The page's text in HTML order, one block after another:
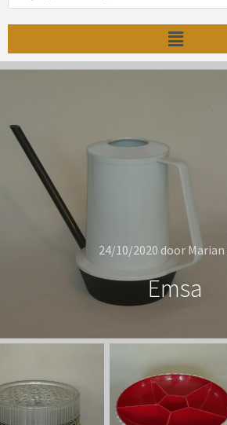
24/10/2020 door
Emsa